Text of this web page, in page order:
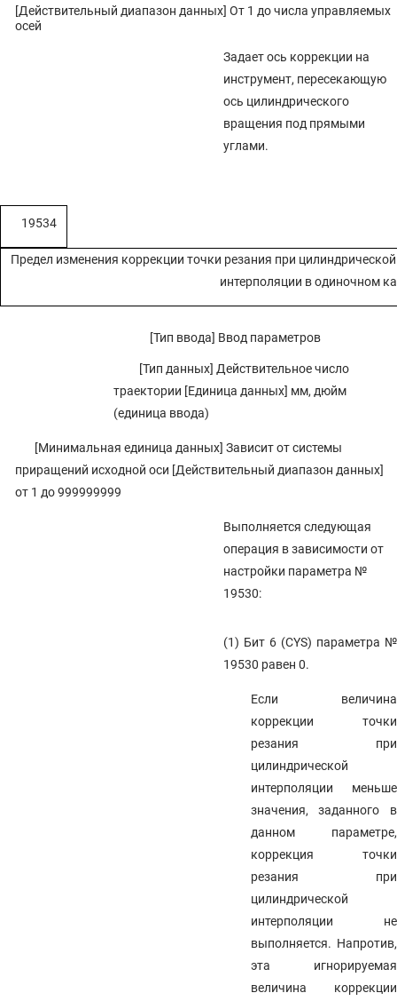
[Действительный диапазон данных] От 1 до числа управляемых
осей
Задает ось коррекции на
инструмент, пересекающую
ось цилиндрического
вращения под прямыми
углами.
19534
Предел изменения коррекции точки резания при цилиндрической
интерполяции в одиночном
[Тип ввода] Ввод параметров
[Тип данных] Действительное число
траектории [Единица данных] мм, дюйм
(единица ввода)
[Минимальная единица данных] Зависит от системы
приращений исходной оси [Действительный диапазон данных]
от 1 до 999999999
Выполняется следующая
операция в зависимости от
настройки параметра №
19530:
(1) Бит 6 (CYS) параметра №
19530 равен 0.
Если величина
коррекции точки
резания при
цилиндрической
интерполяции меньше
значения, заданного в
данном параметре,
коррекция точки
резания при
цилиндрической
интерполяции не
выполняется. Напротив,
эта игнорируемая
величина коррекции